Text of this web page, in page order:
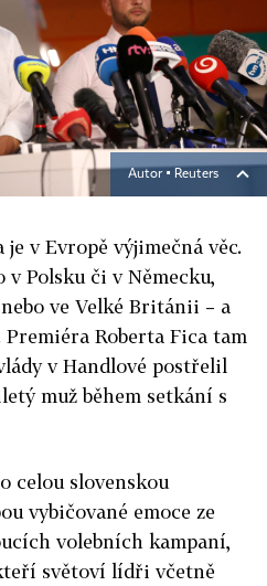
Autor ▪ Reuters
v Evropě výjimečná věc.
v Polsku či v Německu,
ve Velké Británii – a
Roberta Fica tam
v Handlové postřelil
muž během setkání s
celou slovenskou
vybičované emoce ze
volebních kampaní,
světoví lídři včetně